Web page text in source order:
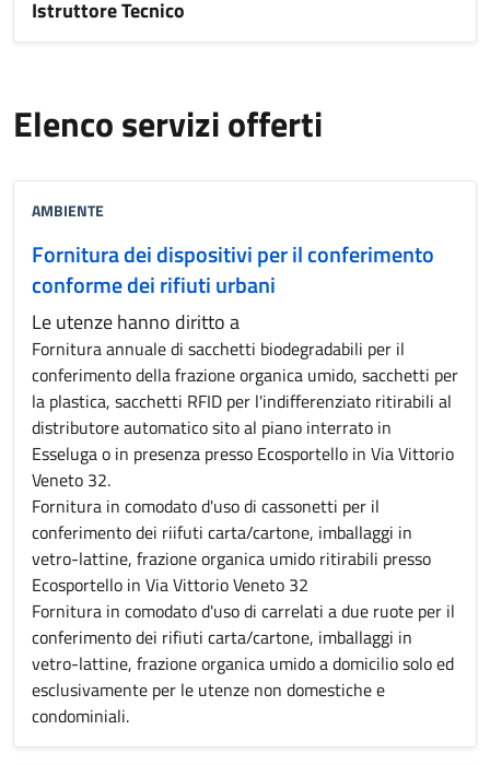
Istruttore Tecnico
Elenco servizi offerti
AMBIENTE
Fornitura dei dispositivi per il conferimento
conforme dei rifiuti urbani
Le utenze hanno diritto a
Fornitura annuale di sacchetti biodegradabili per il
conferimento della frazione organica umido, sacchetti per
la plastica, sacchetti RFID per l'indifferenziato ritirabili al
distributore automatico sito al piano interrato in
Esseluga o in presenza presso Ecosportello in Via Vittorio
Veneto 32.
Fornitura in comodato d'uso di cassonetti per il
conferimento dei riifuti carta/cartone, imballaggi in
vetro-lattine, frazione organica umido ritirabili presso
Ecosportello in Via Vittorio Veneto 32
Fornitura in comodato d'uso di carrelati a due ruote per il
conferimento dei rifiuti carta/cartone, imballaggi in
vetro-lattine, frazione organica umido a domicilio solo ed
esclusivamente per le utenze non domestiche e
condominiali.